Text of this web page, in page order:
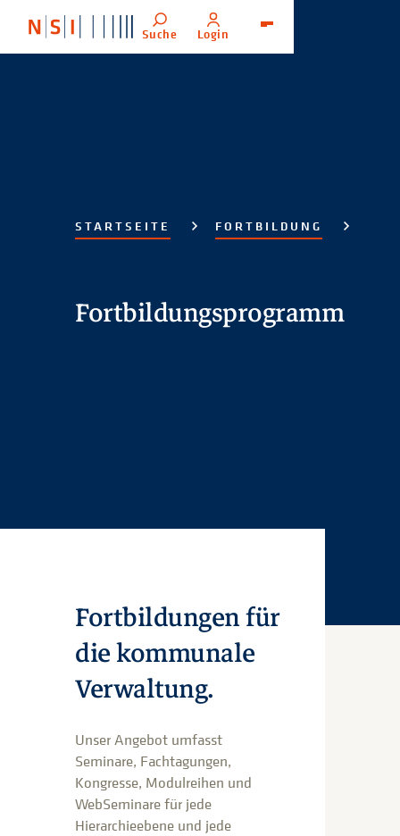
Suche Login
STARTSEITE FORTBILDUNG
Fortbildungsprogramm
Fortbildungen für
die kommunale
Verwaltung.
Unser Angebot umfasst
Seminare, Fachtagungen,
Kongresse, Modulreihen und
WebSeminare für jede
Hierarchieebene und jede